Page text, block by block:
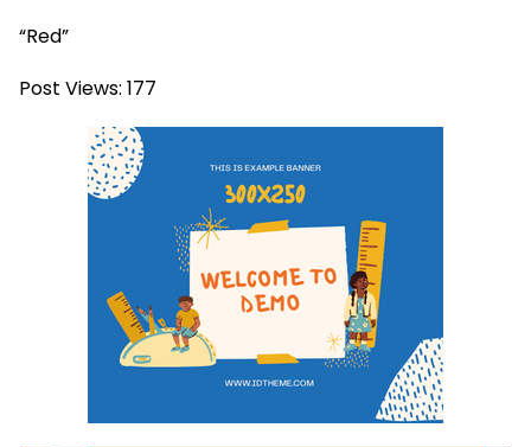
“Red”
Post Views: 177